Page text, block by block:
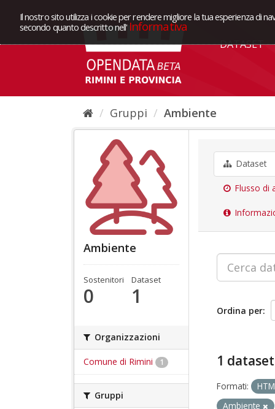
Il nostro sito utilizza i cookie per rendere migliore la tua esperienza di
secondo quanto descritto nell' Informativa
DATASET
Gruppi Ambiente
Ambiente
Sostenitori
0
Dataset
1
Organizzazioni
Comune di Rimini 1
Gruppi
Dataset
Flusso di
Ordina per
1
Formati:
Ambiente